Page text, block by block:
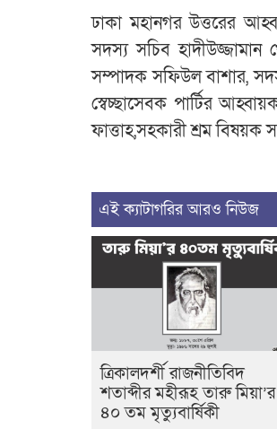
ঢাকা মহানগর উত্তরের
সদস্য সচিব হাদীউজ্জামান
সম্পাদক সফিউল বাশার,
স্বেচ্ছাসেবক পার্টির
ফাত্তাহ,সহকারী শ্রম
এই ক্যাটাগরির আরও নিউজ
ত্রিকালদর্শী রাজনীতিবিদ
শতাব্দীর মহীরূহ তারু মিয়া’র
৪০ তম মৃত্যুবার্ষিকী